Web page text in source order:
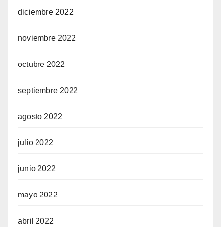
diciembre 2022
noviembre 2022
octubre 2022
septiembre 2022
agosto 2022
julio 2022
junio 2022
mayo 2022
abril 2022